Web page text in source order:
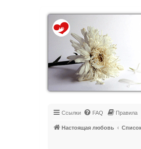
Регистрация
Ссылки FAQ Правила
Настоящая любовь